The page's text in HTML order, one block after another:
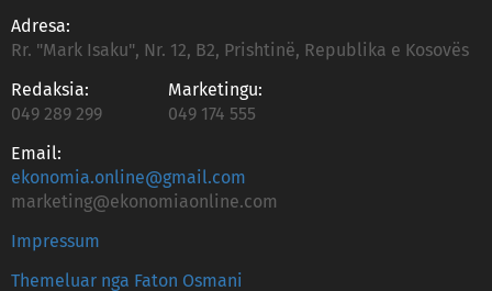
Adresa:
Rr. "Mark Isaku", Nr. 12, B2, Prishtinë, Republika e Kosovës
Redaksia:
049 289 299
Marketingu:
049 174 555
Email:
ekonomia.online@gmail.com
marketing@ekonomiaonline.com
Impressum
Themeluar nga Faton Osmani